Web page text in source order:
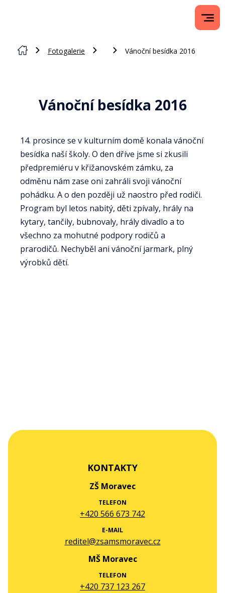
Fotogalerie Vánoční besídka 2016
Vánoční besídka 2016
14. prosince se v kulturním domě konala vánoční
besídka naší školy. O den dříve jsme si zkusili
předpremiéru v křižanovském zámku, za
odměnu nám zase oni zahráli svoji vánoční
pohádku. A o den později už naostro před rodiči.
Program byl letos nabitý, děti zpívaly, hrály na
kytary, tančily, bubnovaly, hrály divadlo a to
všechno za mohutné podpory rodičů a
prarodičů. Nechyběl ani vánoční jarmark, plný
výrobků dětí.
KONTAKTY
ZŠ Moravec
TELEFON
+420 566 673 742
E-MAIL
reditel@zsamsmoravec.cz
MŠ Moravec
TELEFON
+420 737 123 267